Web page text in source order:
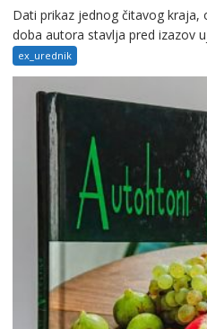
Dati prikaz jednog čitavog
doba autora stavlja pred izazov
ex_urednik